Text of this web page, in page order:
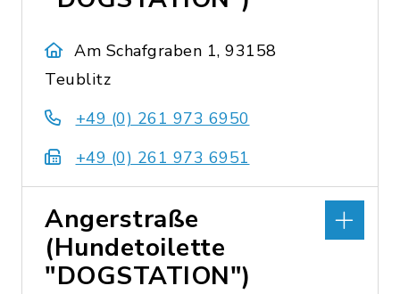
Am Schafgraben 1, 93158
Teublitz
+49 (0) 261 973 6950
+49 (0) 261 973 6951
Angerstraße
(Hundetoilette
"DOGSTATION")